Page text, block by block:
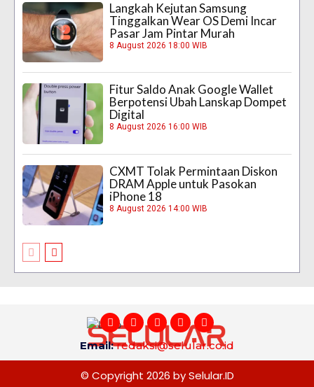
Langkah Kejutan Samsung
Tinggalkan Wear OS Demi Incar
Pasar Jam Pintar Murah
8 August 2026 18:00 WIB
Fitur Saldo Anak Google Wallet
Berpotensi Ubah Lanskap Dompet
Digital
8 August 2026 16:00 WIB
CXMT Tolak Permintaan Diskon
DRAM Apple untuk Pasokan
iPhone 18
8 August 2026 14:00 WIB
Email:redaksi@selular.co.id
© Copyright 2026 by Selular.ID